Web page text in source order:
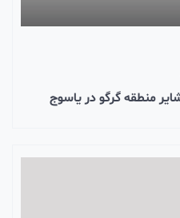
منطقه گرگو در یاسوج